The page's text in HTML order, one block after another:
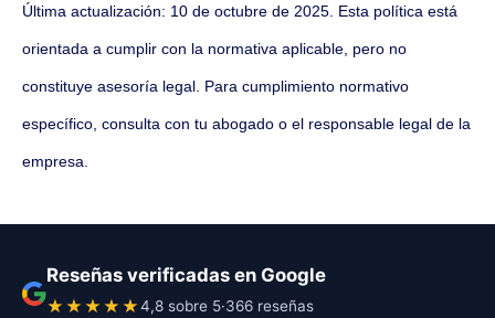
Última actualización: 10 de octubre de 2025. Esta política está
orientada a cumplir con la normativa aplicable, pero no
constituye asesoría legal. Para cumplimiento normativo
específico, consulta con tu abogado o el responsable legal de la
empresa.
Reseñas verificadas en Google
★★★★★4,8 sobre 5·366 reseñas